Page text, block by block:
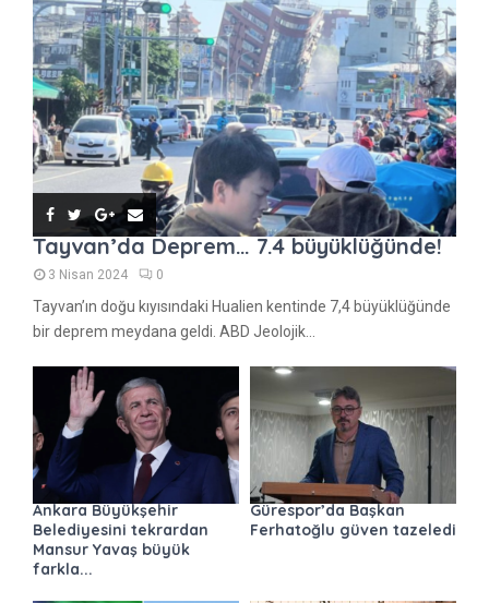
Tayvan’da Deprem… 7.4 büyüklüğünde!
3 Nisan 2024 0
Tayvan’ın doğu kıyısındaki Hualien kentinde 7,4 büyüklüğünde
bir deprem meydana geldi. ABD Jeolojik...
Ankara Büyükşehir
Belediyesini tekrardan
Mansur Yavaş büyük
farkla...
Gürespor’da Başkan
Ferhatoğlu güven tazeledi